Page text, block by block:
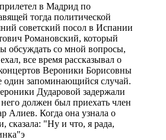
в Мадрид по
тогда политической
советский посол в Испании
Романовский, который
обсуждать со мной вопросы,
все время рассказывал о
Вероники Борисовны
запоминающийся случай.
Дударовой задержали
него должен был приехать член
Алиев. Когда она узнала о
сказала: "Ну и что, я рада,